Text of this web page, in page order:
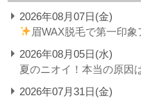
2026年08月07日(金)
眉WAX脱毛で第一印象
2026年08月05日(水)
夏のニオイ！本当の原因
2026年07月31日(金)